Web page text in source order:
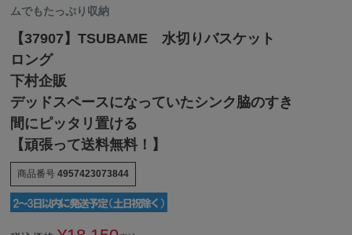
ムでもたっぷり収納
【37907】TSUBAME 水切りバスケット
ロング
下村企販
デッドスペースになっていたシンク脇のすき
間にピッタリ置ける
【頑張って送料無料！】
商品番号 4957423073844